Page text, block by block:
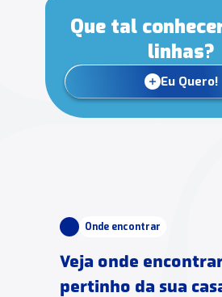
Que tal
linhas?
Eu Quero!
Onde encontrar
Veja onde
pertinho da sua